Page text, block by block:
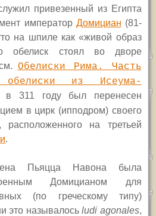
привезенный из Египта
император Домициан (81-
на шпиле как «живой образ
обелиск стоял во дворе
Обелиски Рима. Часть
из Исеума-
в 311 году был перенесен
в цирк (ипподром) своего
расположенного на третьей
.
Пьяцца Навона была
Домицианом для
(по греческому типу)
это называлосьludi agonales,